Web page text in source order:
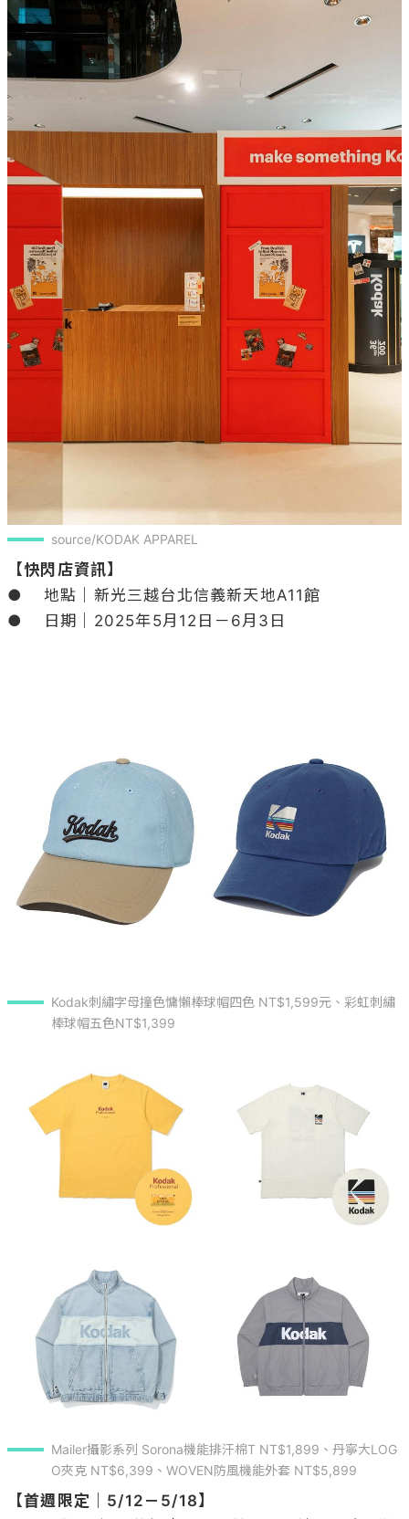
source/KODAK APPAREL
【快閃店資訊】
●	地點｜新光三越台北信義新天地A11館
●	日期｜2025年5月12日－6月3日
Kodak刺繡字母撞色慵懶棒球帽四色 NT$1,599元、彩虹刺繡
棒球帽五色NT$1,399
Mailer攝影系列 Sorona機能排汗棉T NT$1,899、丹寧大LOG
O夾克 NT$6,399、WOVEN防風機能外套 NT$5,899
【首週限定｜5/12－5/18】